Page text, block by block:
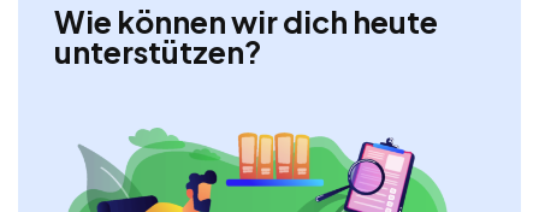
Wie können wir dich heute
unterstützen?